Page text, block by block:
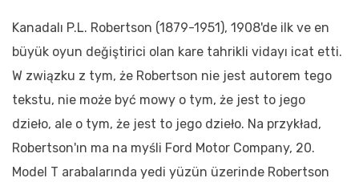
Kanadalı P.L. Robertson (1879-1951), 1908'de ilk ve en
büyük oyun değiştirici olan kare tahrikli vidayı icat etti.
W związku z tym, że Robertson nie jest autorem tego
tekstu, nie może być mowy o tym, że jest to jego
dzieło, ale o tym, że jest to jego dzieło. Na przykład,
Robertson'ın ma na myśli Ford Motor Company, 20.
Model T arabalarında yedi yüzün üzerinde Robertson